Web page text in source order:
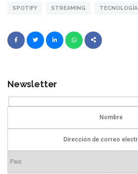
SPOTIFY STREAMING TECNOLOGÍA
Newsletter